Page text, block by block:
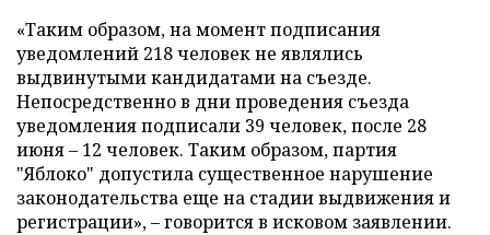
«Таким образом, на момент подписания
уведомлений 218 человек не являлись
выдвинутыми кандидатами на съезде.
Непосредственно в дни проведения съезда
уведомления подписали 39 человек, после 28
июня – 12 человек. Таким образом, партия
"Яблоко" допустила существенное нарушение
законодательства еще на стадии выдвижения и
регистрации», – говорится в исковом заявлении.